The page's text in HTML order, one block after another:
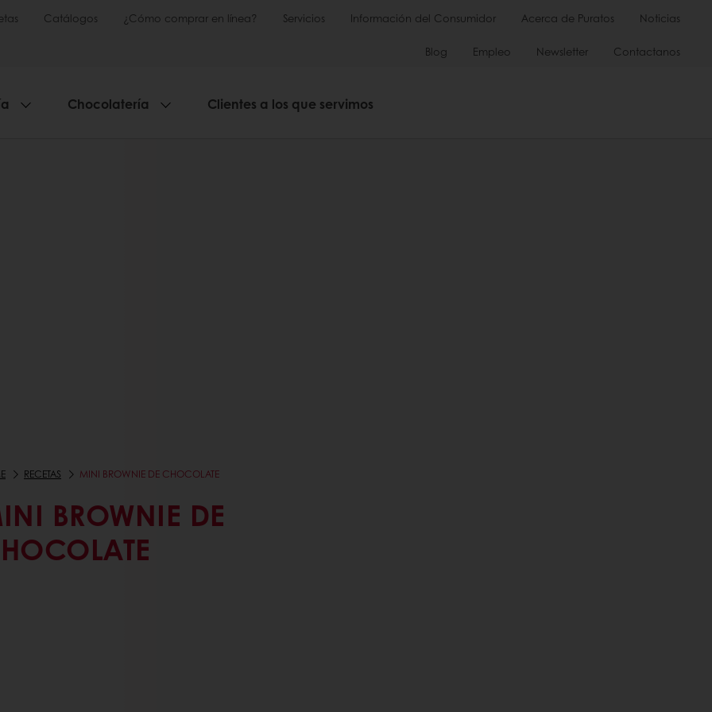
Catálogos ¿Cómo comprar en línea? Servicios Información del Consumidor Acerca de Puratos Noticias
Blog Empleo Newsletter Contactanos
Chocolatería Clientes a los que servimos
RECETAS MINI BROWNIE DE CHOCOLATE
BROWNIE DE